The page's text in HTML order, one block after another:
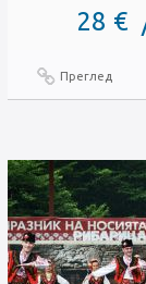
28 €
Преглед